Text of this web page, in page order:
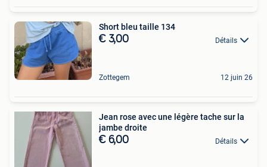
Short bleu taille 134
€ 3,00 Détails
Zottegem 12 juin 26
Jean rose avec une légère tache sur la
jambe droite
€ 6,00 Détails